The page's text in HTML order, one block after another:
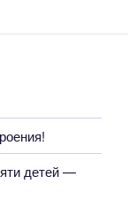
детей —